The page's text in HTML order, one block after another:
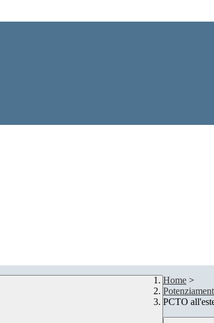
Home >
PCTO